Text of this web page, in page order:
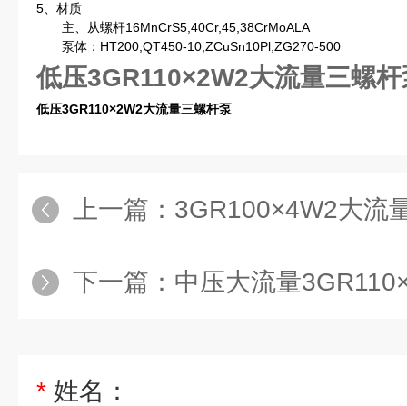
5、材质
主、从螺杆16MnCrS5,40Cr,45,38CrMoALA
泵体：HT200,QT450-10,ZCuSn10Pl,ZG270-500
低压3GR110×2W2大流量三螺杆
低压3GR110×2W2大流量三螺杆泵
上一篇： 3GR100×4W2大流量
下一篇： 中压大流量
* 姓名：